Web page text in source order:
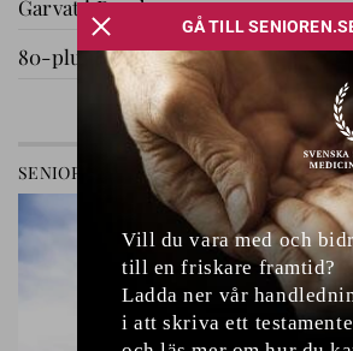
Garvat i Ryssby
80-plussare på utflykt
GÅ TILL AVDELNING
SENIOREN RELATIONER